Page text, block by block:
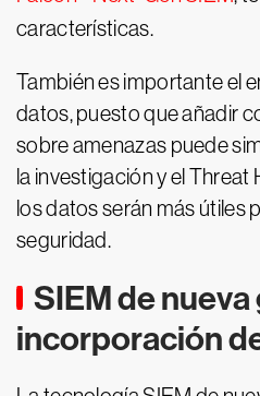
características.
También es importante el
datos, puesto que añadir
sobre amenazas puede
la investigación y el Threat
los datos serán más útiles
seguridad.
SIEM de
incorporación